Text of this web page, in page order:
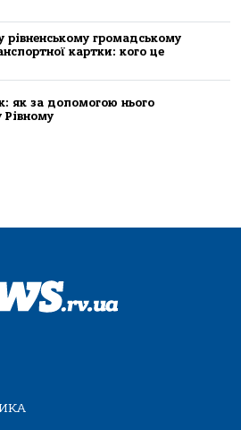
рівненському громадському
картки: кого це
як за допомогою нього
Рівному